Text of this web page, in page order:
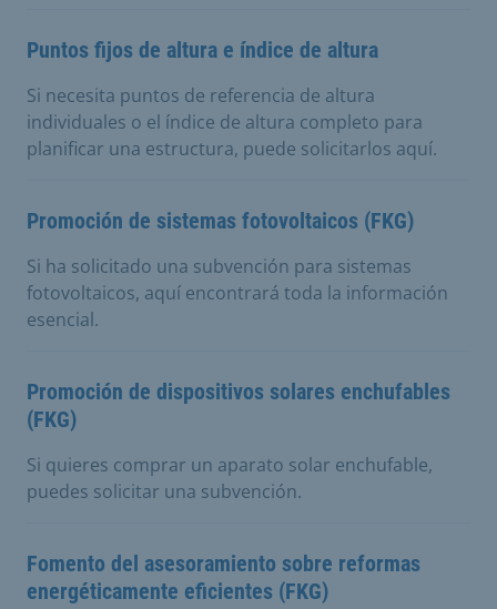
Puntos fijos de altura e índice de altura
Si necesita puntos de referencia de altura
individuales o el índice de altura completo para
planificar una estructura, puede solicitarlos aquí.
Promoción de sistemas fotovoltaicos (FKG)
Si ha solicitado una subvención para sistemas
fotovoltaicos, aquí encontrará toda la información
esencial.
Promoción de dispositivos solares enchufables
(FKG)
Si quieres comprar un aparato solar enchufable,
puedes solicitar una subvención.
Fomento del asesoramiento sobre reformas
energéticamente eficientes (FKG)